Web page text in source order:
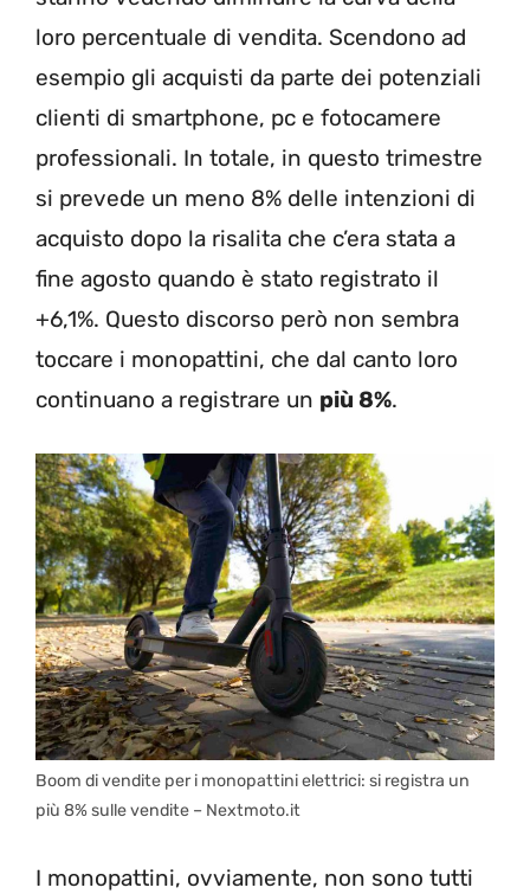
loro percentuale di vendita. Scendono ad
esempio gli acquisti da parte dei potenziali
clienti di smartphone, pc e fotocamere
professionali. In totale, in questo trimestre
si prevede un meno 8% delle intenzioni di
acquisto dopo la risalita che c’era stata a
fine agosto quando è stato registrato il
+6,1%. Questo discorso però non sembra
toccare i monopattini, che dal canto loro
continuano a registrare un più 8%.
Boom di vendite per i monopattini elettrici: si registra un
più 8% sulle vendite – Nextmoto.it
I monopattini, ovviamente, non sono tutti